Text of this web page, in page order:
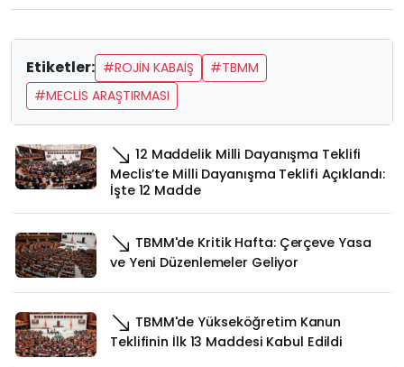
Etiketler: #ROJIN KABAIŞ
#TBMM
#MECLIS ARAŞTIRMASI
12 Maddelik Milli Dayanışma Teklifi
Meclis’te Milli Dayanışma Teklifi Açıklandı:
İşte 12 Madde
TBMM'de Kritik Hafta: Çerçeve Yasa
ve Yeni Düzenlemeler Geliyor
TBMM'de Yükseköğretim Kanun
Teklifinin İlk 13 Maddesi Kabul Edildi